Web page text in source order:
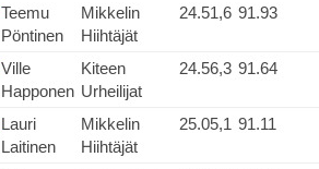
Teemu
Pöntinen
Mikkelin
Hiihtäjät
24.51,6 91.93
Ville
Happonen
Kiteen
Urheilijat
24.56,3 91.64
Lauri
Laitinen
Mikkelin
Hiihtäjät
25.05,1 91.11